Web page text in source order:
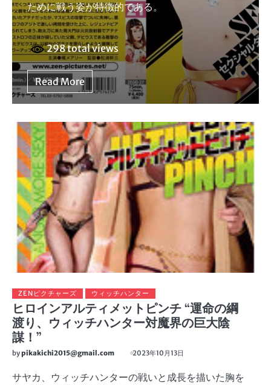
ために戦う姿が特徴的である。
298 total views
Read More
ZENピクチャーズ ウィッチハンター
ヒロインアルティメットピンチ “運命の綱
渡り、ウィッチハンター対魔界の巨大陰
謀！”
bypikakichi2015@gmail.com 2023年10月13日
サヤカ、ウィッチハンターの戦いと成長を描いた胸を